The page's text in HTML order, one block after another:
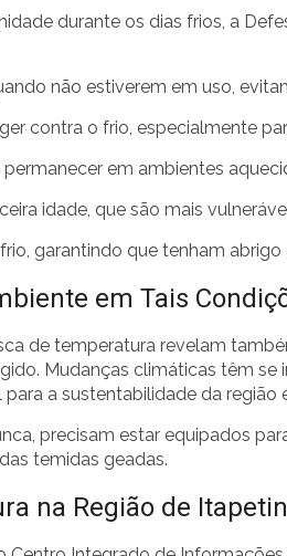
durante os dias frios, a
não estiverem em uso,
contra o frio, especialmente
em ambientes
idade, que são mais
garantindo que tenham
em Tais
de temperatura revelam
Mudanças climáticas têm
a sustentabilidade da região
precisam estar equipados
temidas geadas.
na Região de